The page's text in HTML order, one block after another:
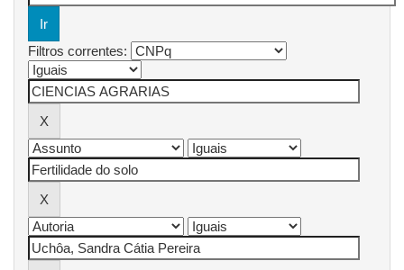
Filtros correntes: